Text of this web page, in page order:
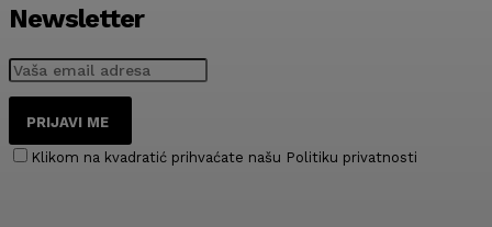
Newsletter
PRIJAVI ME
Klikom na kvadratić prihvaćate našu Politiku privatnosti